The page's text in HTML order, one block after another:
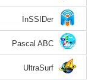
InSSIDer
Pascal ABC
UltraSurf